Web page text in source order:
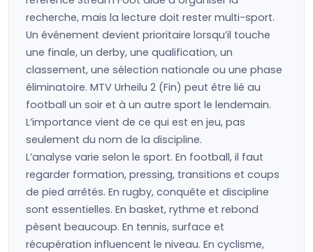
recherche, mais la lecture doit rester multi-sport.
Un événement devient prioritaire lorsqu’il touche
une finale, un derby, une qualification, un
classement, une sélection nationale ou une phase
éliminatoire. MTV Urheilu 2 (Fin) peut être lié au
football un soir et à un autre sport le lendemain.
L’importance vient de ce qui est en jeu, pas
seulement du nom de la discipline.
L’analyse varie selon le sport. En football, il faut
regarder formation, pressing, transitions et coups
de pied arrêtés. En rugby, conquête et discipline
sont essentielles. En basket, rythme et rebond
pèsent beaucoup. En tennis, surface et
récupération influencent le niveau. En cyclisme,